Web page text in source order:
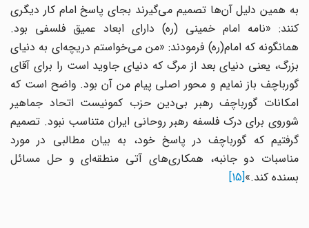
به همین دلیل آن‌ها تصمیم می‌گیرند بجای پاسخ امام کار دیگری
کنند: «نامه امام خمینی (ره) دارای ابعاد عمیق فلسفی بود.
همانگونه که امام(ره) فرمودند: «من می‌خواستم دریچه‌ای به دنیای
بزرگ، یعنی دنیای بعد از مرگ که دنیای جاوید است را برای آقای
گورباچف باز نمایم و محور اصلی پیام من آن بود. واضح است که
امکانات گورباچف رهبر بی‌دین حزب کمونیست اتحاد جماهیر
شوروی برای درک فلسفه رهبر روحانی ایران متناسب نبود. تصمیم
گرفتیم که گورباچف در پاسخ خود، به بیان مطالبی در مورد
مناسبات دو جانبه، همکاری‌های آتی منطقه‌ای و حل مسائل
بسنده کند.»[15]